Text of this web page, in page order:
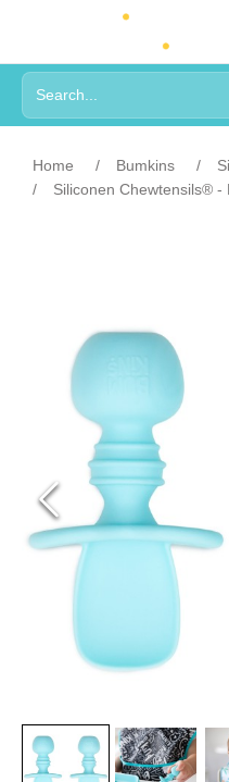
Home Bumkins
Siliconen Chewtensils® -